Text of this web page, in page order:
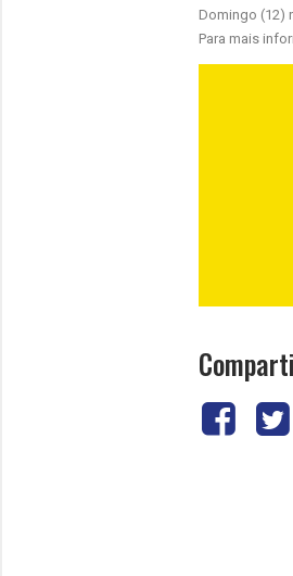
Domingo (12)
Para mais